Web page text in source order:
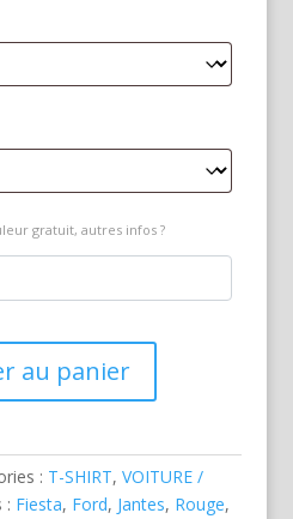
gratuit, autres infos ?
au panier
: T-SHIRT, VOITURE /
: Fiesta, Ford, Jantes, Rouge,